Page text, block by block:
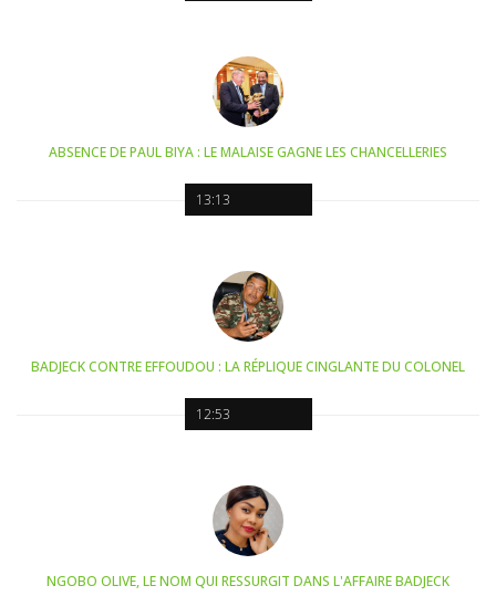
13:13
ABSENCE DE PAUL BIYA : LE MALAISE GAGNE LES CHANCELLERIES
12:53
BADJECK CONTRE EFFOUDOU : LA RÉPLIQUE CINGLANTE DU COLONEL
NGOBO OLIVE, LE NOM QUI RESSURGIT DANS L'AFFAIRE BADJECK